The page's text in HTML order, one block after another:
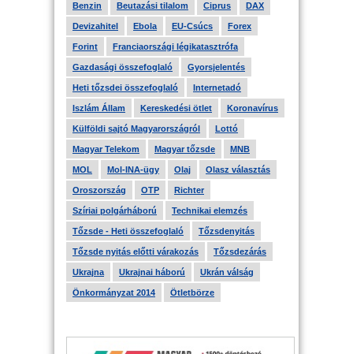
Benzin Beutazási tilalom Ciprus DAX
Devizahitel Ebola EU-Csúcs Forex
Forint Franciaországi légikatasztrófa
Gazdasági összefoglaló Gyorsjelentés
Heti tőzsdei összefoglaló Internetadó
Iszlám Állam Kereskedési ötlet Koronavírus
Külföldi sajtó Magyarországról Lottó
Magyar Telekom Magyar tőzsde MNB
MOL Mol-INA-ügy Olaj Olasz választás
Oroszország OTP Richter
Szíriai polgárháború Technikai elemzés
Tőzsde - Heti összefoglaló Tőzsdenyitás
Tőzsde nyitás előtti várakozás Tőzsdezárás
Ukrajna Ukrajnai háború Ukrán válság
Önkormányzat 2014 Ötletbörze